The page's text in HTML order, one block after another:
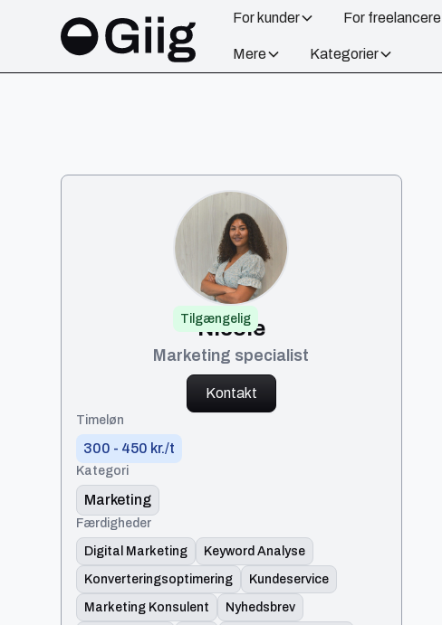
For kunder
For freelancere
Mere
Kategorier
Tilgængelig
Nicole
Marketing specialist
Kontakt
Timeløn
300 - 450 kr./t
Kategori
Marketing
Færdigheder
Digital Marketing
Keyword Analyse
Konverteringsoptimering
Kundeservice
Marketing Konsulent
Nyhedsbrev